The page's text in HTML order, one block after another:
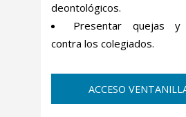
deontológicos.
Presentar quejas y
contra los colegiados.
ACCESO